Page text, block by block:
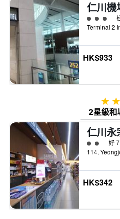
3星級評
HK$933
2
2星級和
仁川永
2星級評
好
HK$342